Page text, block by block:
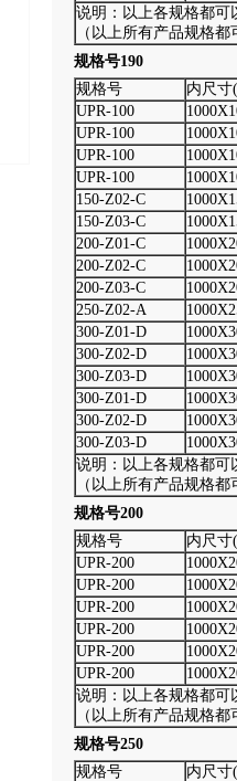
说明：以上各规格都可
（以上所有产品规格
规格号190
规格号
内尺
UPR-100
UPR-100
UPR-100
UPR-100
150-Z02-C
150-Z03-C
200-Z01-C
200-Z02-C
200-Z03-C
250-Z02-A
300-Z01-D
300-Z02-D
300-Z03-D
300-Z01-D
300-Z02-D
300-Z03-D
说明：以上各规格都可
（以上所有产品规格
规格号200
规格号
内尺
UPR-200
UPR-200
UPR-200
UPR-200
UPR-200
UPR-200
说明：以上各规格都可
（以上所有产品规格
规格号250
规格号
内尺